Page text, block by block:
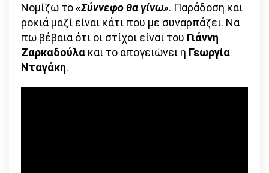
Νομίζω το«Σύννεφο θα γίνω». Παράδοση και
ροκιά μαζί είναι κάτι που με συναρπάζει. Να
πω βέβαια ότι οι στίχοι είναι του Γιάννη
Ζαρκαδούλα και το απογειώνει η Γεωργία
Νταγάκη.